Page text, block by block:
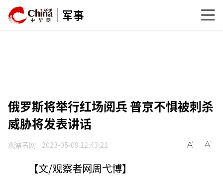
军事
俄罗斯将举行红场阅兵 普京不惧被刺杀
威胁将发表讲话
观察者网 2023-05-09 12:43:21
【文/观察者网周弋博】